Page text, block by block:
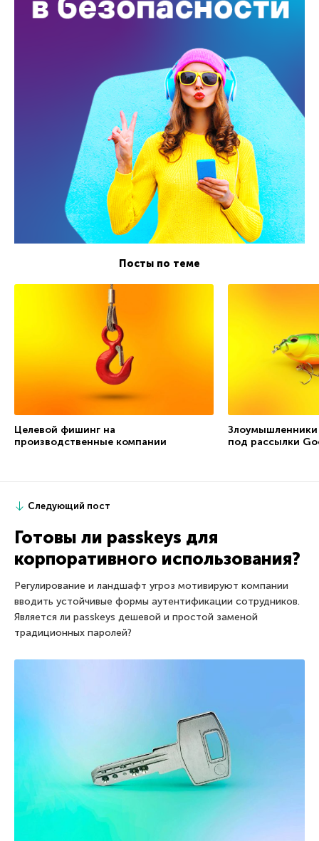
Посты по теме
Целевой фишинг на
производственные компании
под рассылки
Следующий пост
Готовы ли passkeys для
корпоративного использования?
Регулирование и ландшафт угроз мотивируют компании
вводить устойчивые формы аутентификации сотрудников.
Является ли passkeys дешевой и простой заменой
традиционных паролей?